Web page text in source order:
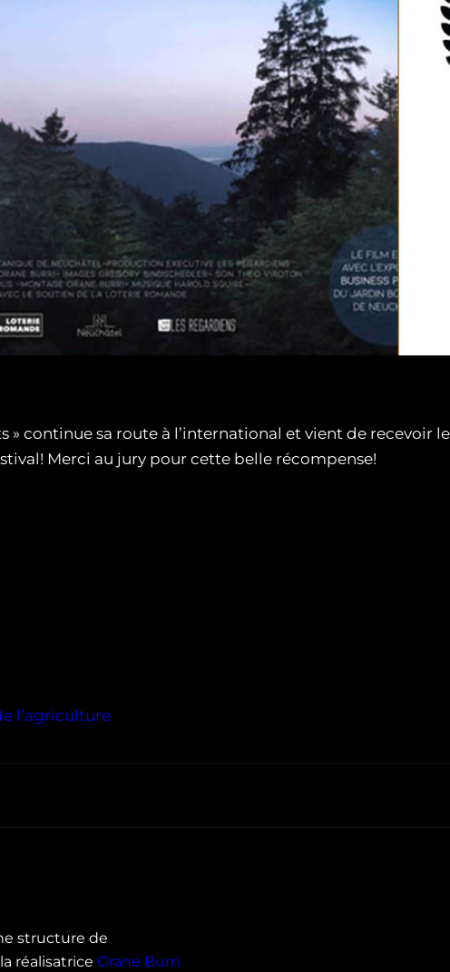
» continue sa route à l’international et vient de recevoir
Merci au jury pour cette belle récompense!
l’agriculture
structure de
réalisatriceOrane Burri